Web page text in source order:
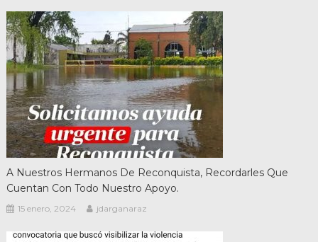
A Nuestros Hermanos De Reconquista, Recordarles Que
Cuentan Con Todo Nuestro Apoyo.
15 enero, 2024 jdarganaraz